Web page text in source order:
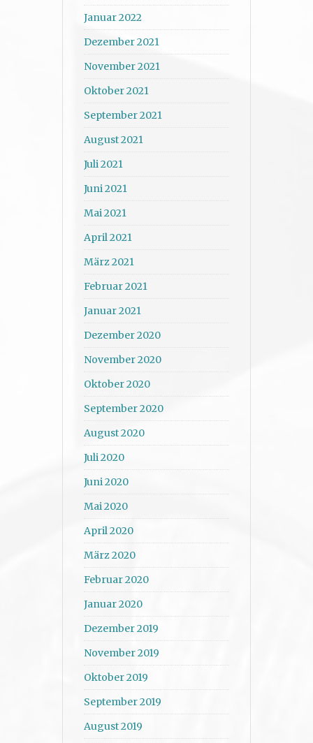
Januar 2022
Dezember 2021
November 2021
Oktober 2021
September 2021
August 2021
Juli 2021
Juni 2021
Mai 2021
April 2021
März 2021
Februar 2021
Januar 2021
Dezember 2020
November 2020
Oktober 2020
September 2020
August 2020
Juli 2020
Juni 2020
Mai 2020
April 2020
März 2020
Februar 2020
Januar 2020
Dezember 2019
November 2019
Oktober 2019
September 2019
August 2019